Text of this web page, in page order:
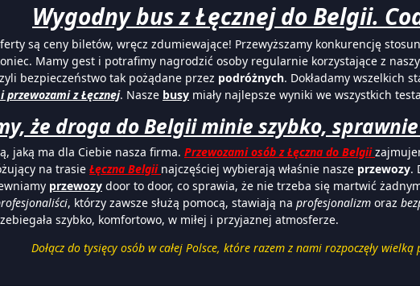
Wygodny bus z Łęcznej do Belgii.
są ceny biletów, wręcz zdumiewające! Przewyższamy konkurencję
Mamy gest i potrafimy nagrodzić osoby regularnie korzystające z
bezpieczeństwo tak pożądane przez podróżnych. Dokładamy wszelkich
przewozami z Łęcznej. Nasze busy miały najlepsze wyniki we wszystkich
że droga do Belgii minie szybko,
jaką ma dla Ciebie nasza firma. Przewozami osób z Łęczna do Belgii
na trasie Łęczna Belgii najczęściej wybierają właśnie nasze przewozy.
przewozy door to door, co sprawia, że nie trzeba się martwić
, którzy zawsze służą pomocą, stawiają na profesjonalizm oraz
szybko, komfortowo, w miłej i przyjaznej atmosferze.
Dołącz do tysięcy osób w całej Polsce, które razem z nami rozpoczęły